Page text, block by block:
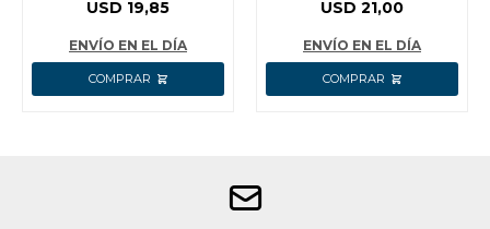
USD 19,85
ENVÍO EN EL DÍA
USD 21,00
ENVÍO EN EL DÍA